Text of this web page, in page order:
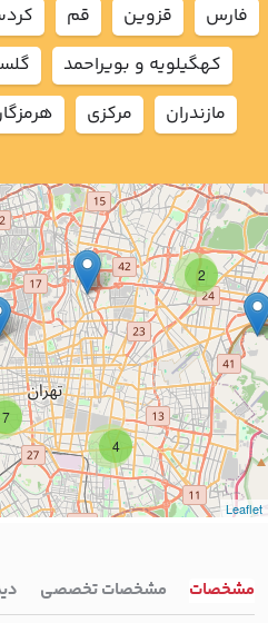
7
2
4
Leaflet
فارس
قزوين قم
كهگيلويه و بويراحمد
مازندران
مركزي
مشخصات مشخصات تخصصی